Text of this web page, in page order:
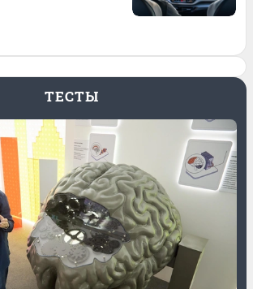
ТЕСТЫ